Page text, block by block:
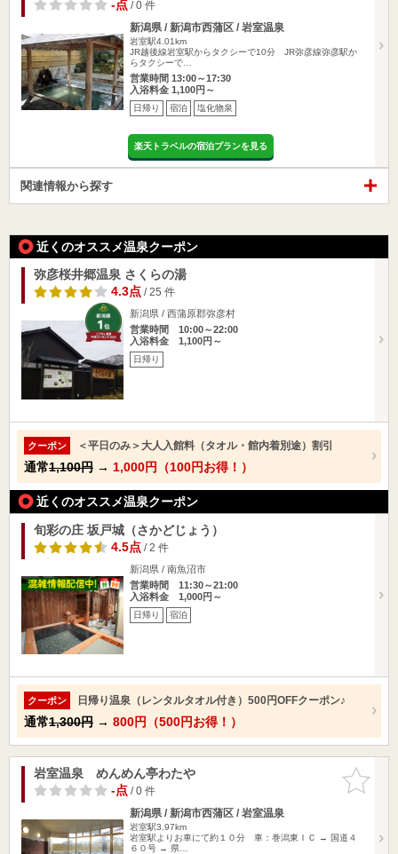
-点/ 0 件
新潟県 / 新潟市西蒲区 / 岩室温泉
岩室駅4.01km
JR越後線岩室駅からタクシーで10分 JR弥彦線弥彦駅か
らタクシーで…
営業時間 13:00～17:30
入浴料金 1,100円～
日帰り 宿泊 塩化物泉
楽天トラベルの宿泊プランを見る
関連情報から探す
近くのオススメ温泉クーポン
弥彦桜井郷温泉 さくらの湯
4.3点/ 25 件
新潟県 / 西蒲原郡弥彦村
営業時間 10:00～22:00
入浴料金 1,100円～
日帰り
クーポン ＜平日のみ＞大人入館料（タオル・館内着別途）割引
通常1,100円 → 1,000円（100円お得！）
近くのオススメ温泉クーポン
旬彩の庄 坂戸城（さかどじょう）
4.5点/ 2 件
新潟県 / 南魚沼市
営業時間 11:30～21:00
入浴料金 1,000円～
日帰り 宿泊
クーポン 日帰り温泉（レンタルタオル付き）500円OFFクーポン♪
通常1,300円 → 800円（500円お得！）
お気に入
りに追加
岩室温泉 めんめん亭わたや
-点/ 0 件
新潟県 / 新潟市西蒲区 / 岩室温泉
岩室駅3.97km
岩室駅よりお車にて約１０分 車：巻潟東ＩＣ → 国道４
６０号 → 県…